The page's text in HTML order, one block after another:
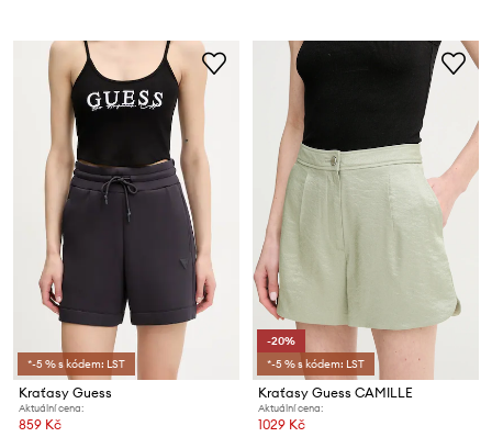
*-5 % s kódem: LST
Kraťasy Guess
Aktuální cena:
859 Kč
-20%
*-5 % s kódem: LST
Kraťasy Guess CAMILLE
Aktuální cena:
1029 Kč